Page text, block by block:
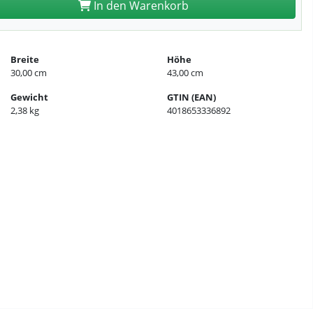
In den Warenkorb
Breite
30,00 cm
Höhe
43,00 cm
Gewicht
2,38 kg
GTIN (EAN)
4018653336892